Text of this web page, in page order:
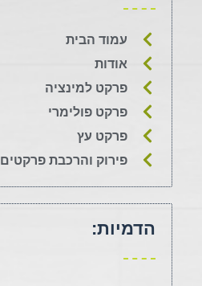
עמוד הבית
אודות
פרקט למינציה
פרקט פולימרי
פרקט עץ
פירוק והרכבת פרקטים
הדמיות: